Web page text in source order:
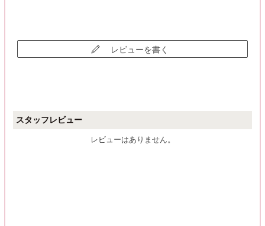
レビューを書く
スタッフレビュー
レビューはありません。